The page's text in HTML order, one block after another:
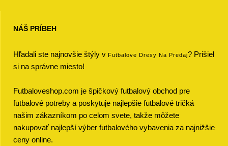
NÁŠ PRÍBEH
Hľadali ste najnovšie štýly v Futbalove Dresy Na Predaj? Prišiel
si na správne miesto!
Futbaloveshop.com je špičkový futbalový obchod pre
futbalové potreby a poskytuje najlepšie futbalové tričká
našim zákazníkom po celom svete, takže môžete
nakupovať najlepší výber futbalového vybavenia za najnižšie
ceny online.